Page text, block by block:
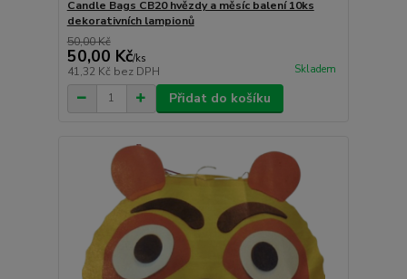
Candle Bags CB20 hvězdy a měsíc balení 10ks
dekorativních lampionů
50,00 Kč
50,00 Kč/ks
41,32 Kč bez DPH Skladem
Přidat do košíku